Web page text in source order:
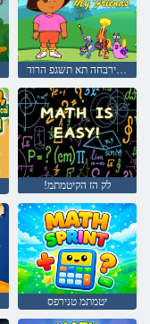
ילש םירבחה תא תשגפ הרוד
!לק הז הקיטמתמ
יטמתמ טנירפס